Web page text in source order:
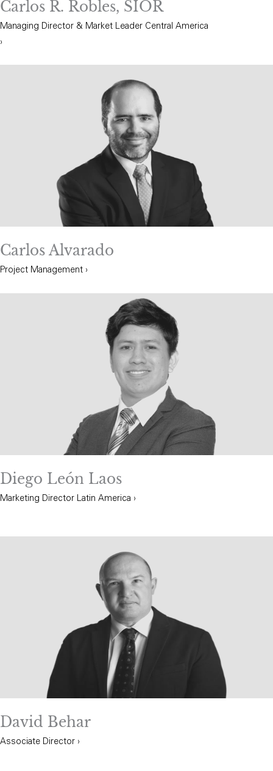
Carlos R. Robles, SIOR
Managing Director & Market Leader Central America
›
Carlos Alvarado
Project Management ›
Diego León Laos
Marketing Director Latin America ›
David Behar
Associate Director ›